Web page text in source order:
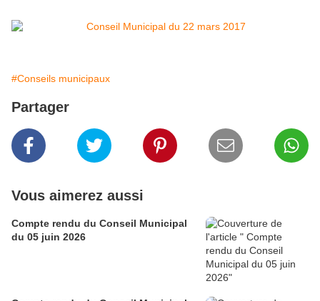
#Conseils municipaux
Partager
Vous aimerez aussi
Compte rendu du Conseil Municipal
du 05 juin 2026